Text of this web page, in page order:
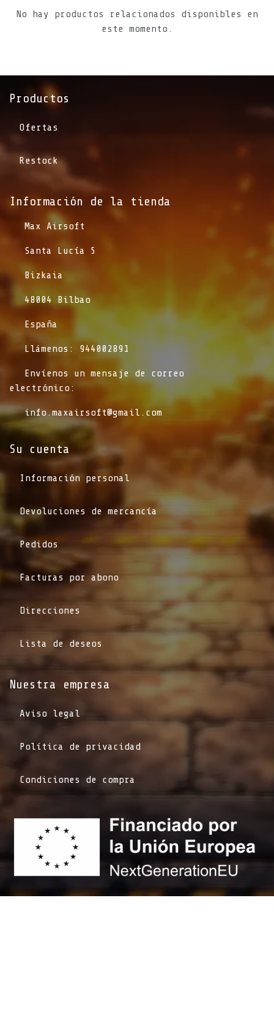
No hay productos relacionados disponibles en
este momento.
Productos
Ofertas
Restock
Información de la tienda​
​Max Airsoft
​Santa Lucía 5
​Bizkaia
​48004 Bilbao
​España
​Llámenos: 944002891
​Envíenos un mensaje de correo
electrónico:
info.maxairsoft@gmail.com
Su cuenta
Información personal
Devoluciones de mercancía
Pedidos
Facturas por abono
Direcciones
Lista de deseos
Nuestra empresa
Aviso legal
Política de privacidad
Condiciones de compra